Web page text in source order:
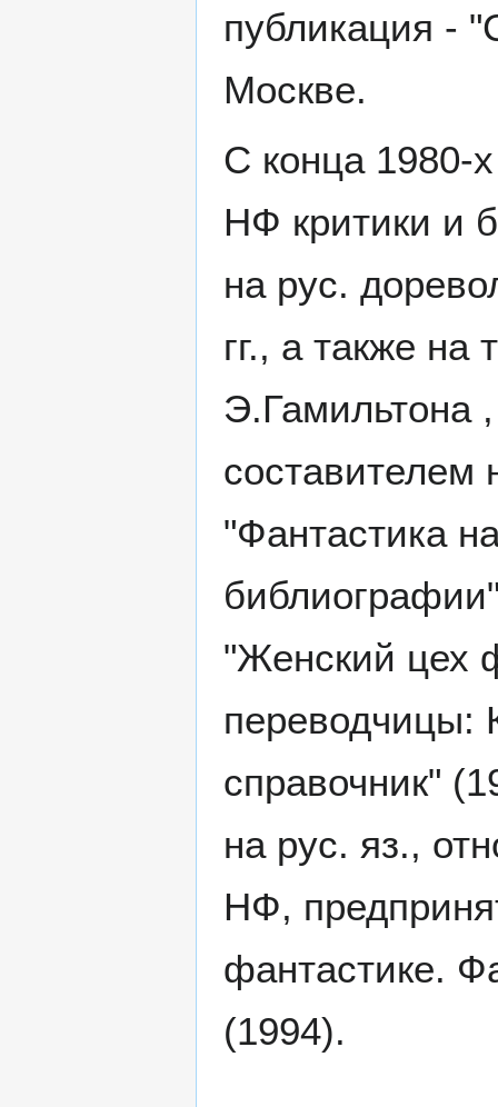
публикация -
Москве.
С конца 1980-
НФ критики и
на рус.
гг., а также
Э.Гамильтона
составителем
"Фантастика
"Женский цех
переводчицы:
справочник"
на рус. яз.,
НФ,
фантастике.
(1994).